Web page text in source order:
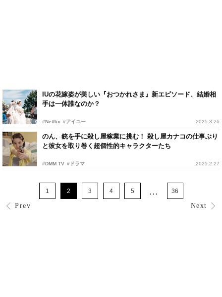
IUの花嫁姿が美しい『おつかれさま』新エピソード、結婚相
手は一体誰なのか？
#Netflix #アイユー 2025.3.26
のん、銃を手に殺し屋稼業に挑む！ 殺し屋カナコの仕事ぶり
と彼女を取り巻く超個性的キャラクターたち
#DMM TV #ドラマ 2025.2.27
Prev
1 2 3 4 5 ... 36
Next